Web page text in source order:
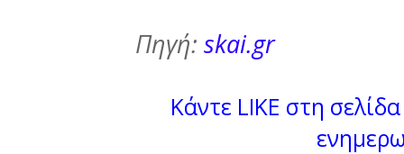
Πηγή: skai.gr
Κάντε LIKE στη